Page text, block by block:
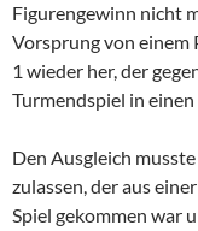
Figurengewinn nicht
Vorsprung von
1 wieder her, der
Turmendspiel in
Den Ausgleich
zulassen, der aus
Spiel gekommen war